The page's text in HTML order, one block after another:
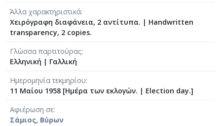
[Φάκελος] GR-As-MTH-003-Sc-030-178-
[Φάκελος] GR-As-MTH-003-Sc-030-179-Ο
[Φάκελος] GR-As-MTH-003-Sc-030-180-
[Φάκελος] GR-As-MTH-003-Sc-031-181-
[Φάκελος] GR-As-MTH-003-Sc-031-182-
[Φάκελος] GR-As-MTH-003-Sc-032-184-Για τη
[Φάκελος] GR-As-MTH-003-Sc-032-185-Ο
[Φάκελος] GR-As-MTH-003-Sc-032-187-Νύχτα
Άλλα χαρακτηριστικά
Χειρόγραφη διαφάνεια, 2 αντίτυπα. | Handwritten
transparency, 2 copies.
Γλώσσα παρτιτούρας
Ελληνική | Γαλλική
Ημερομηνία τεκμηρίου
11 Μαίου 1958 [Ημέρα των εκλογών. | Election day.]
Αφιέρωση σε
Σάμιος, Βύρων